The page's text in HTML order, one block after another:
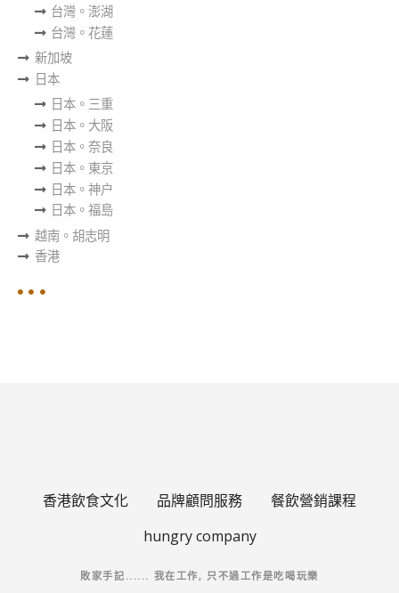
台灣。澎湖
台灣。花蓮
新加坡
日本
日本。三重
日本。大阪
日本。奈良
日本。東京
日本。神户
日本。福島
越南。胡志明
香港
香港飲食文化 品牌顧問服務
餐飲營銷課程
hungry company
敗家手記...... 我在工作, 只不過工作是吃喝玩樂
English